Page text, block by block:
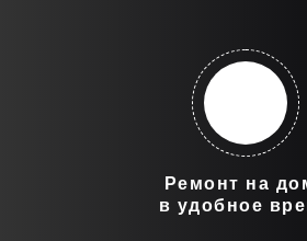
Ремонт на
в удобное